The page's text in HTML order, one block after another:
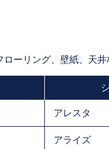
ーリング、壁紙、天井
アレスタ
アライズ